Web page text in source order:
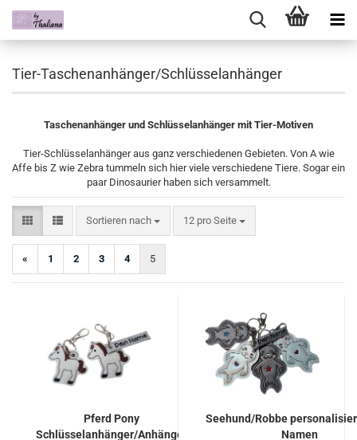
Tier-Taschenanhänger/Schlüsselanhänger
Taschenanhänger und Schlüsselanhänger mit Tier-Motiven
Tier-Schlüsselanhänger aus ganz verschiedenen Gebieten. Von A wie
Affe bis Z wie Zebra tummeln sich hier viele verschiedene Tiere. Sogar ein
paar Dinosaurier haben sich versammelt.
Sortieren nach
Sortieren nach 12 pro Seite
pro Seite
« 1 2 3 4 5
Pferd Pony
Schlüsselanhänger/Anhänger
Seehund/Robbe
Namen